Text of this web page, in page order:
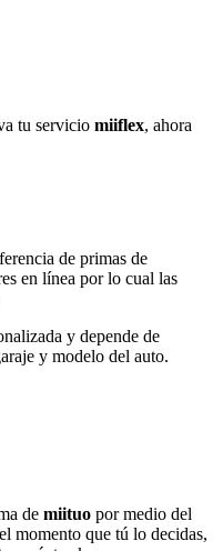
tu servicio miiflex, ahora
de primas de
en línea por lo cual las
y depende de
y modelo del auto.
de miituo por medio del
momento que tú lo decidas,